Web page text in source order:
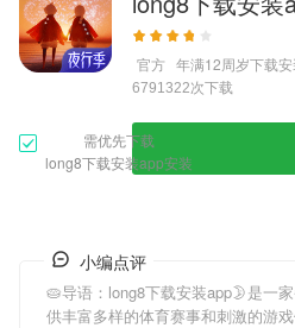
官方 年满12周岁下载安
6791322次下载
需优先下载
long8下载安装app安装
小编点评
🥧导语： long8下载安装app🌛是一
供丰富多样的体育赛事和刺激的游